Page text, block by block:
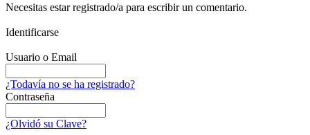
Necesitas estar registrado/a para escribir un comentario.
Identificarse
Usuario o Email
¿Todavía no se ha registrado?
Contraseña
¿Olvidó su Clave?